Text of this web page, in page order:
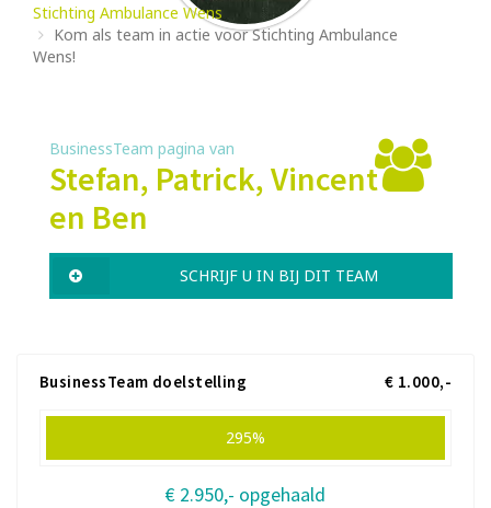
Stichting Ambulance Wens
Kom als team in actie voor Stichting Ambulance
Wens!
BusinessTeam pagina van
Stefan, Patrick, Vincent
en Ben
SCHRIJF U IN BIJ DIT TEAM
BusinessTeam doelstelling € 1.000,-
295%
€ 2.950,- opgehaald